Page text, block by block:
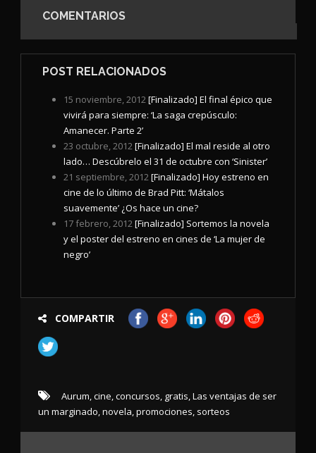
COMENTARIOS
POST RELACIONADOS
15 noviembre, 2012[Finalizado] El final épico que
vivirá para siempre: ‘La saga crepúsculo:
Amanecer. Parte 2’
23 octubre, 2012[Finalizado] El mal reside al otro
lado… Descúbrelo el 31 de octubre con ‘Sinister’
21 septiembre, 2012[Finalizado] Hoy estreno en
cine de lo último de Brad Pitt: ‘Mátalos
suavemente’ ¿Os hace un cine?
17 febrero, 2012[Finalizado] Sortemos la novela
y el poster del estreno en cines de ‘La mujer de
negro’
COMPARTIR
Aurum,cine,concursos, gratis,Las ventajas de ser
un marginado,novela,promociones, sorteos